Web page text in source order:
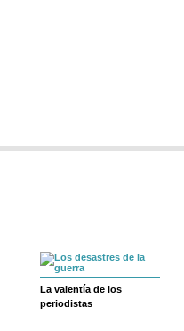
La valentía de los
periodistas